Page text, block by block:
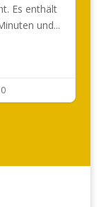
Es enthält
und...
0